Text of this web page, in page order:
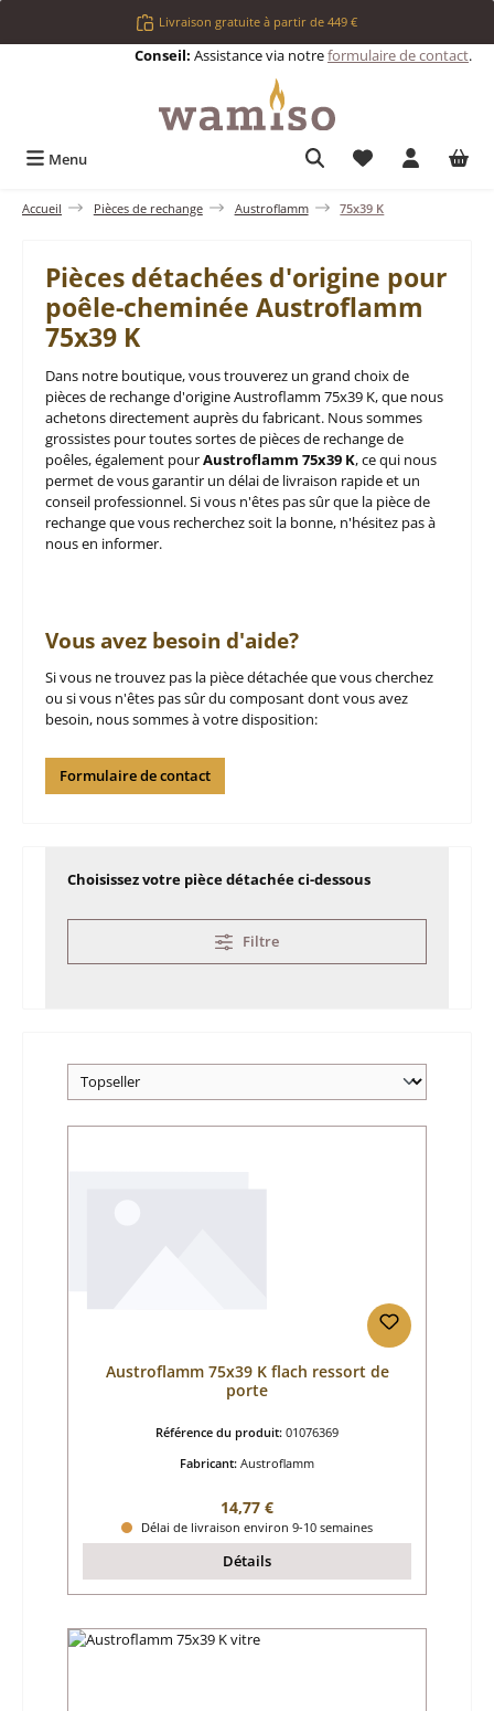
Passer au contenu principalLivraison gratuite à partir de 449 €
Conseil: Assistance via notreformulaire de contact.
Menu Vous avez 0
Accueil Pièces de rechange Austroflamm 75x39 K
Pièces détachées d'origine pour
poêle-cheminée Austroflamm
75x39 K
Dans notre boutique, vous trouverez un grand choix de
pièces de rechange d'origine Austroflamm 75x39 K, que nous
achetons directement auprès du fabricant. Nous sommes
grossistes pour toutes sortes de pièces de rechange de
poêles, également pourAustroflamm 75x39 K, ce qui nous
permet de vous garantir un délai de livraison rapide et un
conseil professionnel. Si vous n'êtes pas sûr que la pièce de
rechange que vous recherchez soit la bonne, n'hésitez pas à
nous en informer.
Vous avez besoin d'aide?
Si vous ne trouvez pas la pièce détachée que vous cherchez
ou si vous n'êtes pas sûr du composant dont vous avez
besoin, nous sommes à votre disposition:
Formulaire de contact
Choisissez votre pièce détachée ci-dessous
Filtre
Austroflamm 75x39 K flach ressort de
porte
Référence du produit: 01076369
Fabricant: Austroflamm
Prix régulier :
14,77 €
Délai de livraison environ 9-10 semaines
Détails